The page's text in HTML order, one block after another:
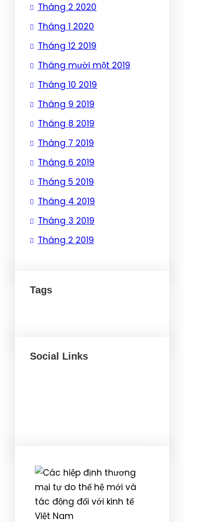
Tháng 2 2020
Tháng 1 2020
Tháng 12 2019
Tháng mười một 2019
Tháng 10 2019
Tháng 9 2019
Tháng 8 2019
Tháng 7 2019
Tháng 6 2019
Tháng 5 2019
Tháng 4 2019
Tháng 3 2019
Tháng 2 2019
Tags
Social Links